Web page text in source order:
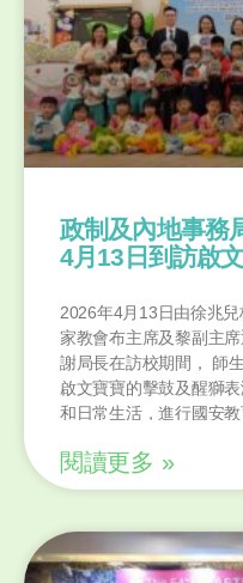
政制及內地事務
4月13日到訪啟
2026年4月13日由徐兆兒
家教會布主席及黎副主席
謝局長在訪校期間， 師
啟文寶寶的擊鼓及醒獅
和日常生活，進行國安教
們的認真投入讚賞不已。
閱讀更多 »